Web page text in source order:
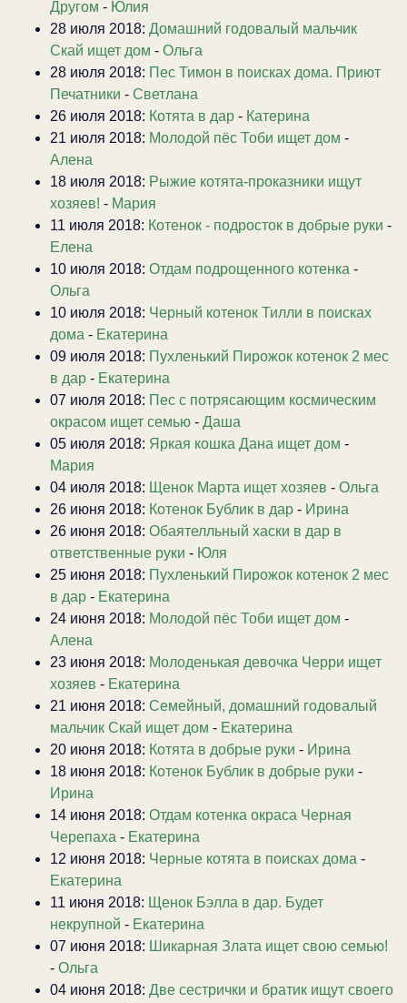
Другом - Юлия
28 июля 2018: Домашний годовалый мальчик
Скай ищет дом - Ольга
28 июля 2018: Пес Тимон в поисках дома. Приют
Печатники - Светлана
26 июля 2018: Котята в дар - Катерина
21 июля 2018: Молодой пёс Тоби ищет дом -
Алена
18 июля 2018: Рыжие котята-проказники ищут
хозяев! - Мария
11 июля 2018: Котенок - подросток в добрые руки -
Елена
10 июля 2018: Отдам подрощенного котенка -
Ольга
10 июля 2018: Черный котенок Тилли в поисках
дома - Екатерина
09 июля 2018: Пухленький Пирожок котенок 2 мес
в дар - Екатерина
07 июля 2018: Пес с потрясающим космическим
окрасом ищет семью - Даша
05 июля 2018: Яркая кошка Дана ищет дом -
Мария
04 июля 2018: Щенок Марта ищет хозяев - Ольга
26 июня 2018: Котенок Бублик в дар - Ирина
26 июня 2018: Обаятелльный хаски в дар в
ответственные руки - Юля
25 июня 2018: Пухленький Пирожок котенок 2 мес
в дар - Екатерина
24 июня 2018: Молодой пёс Тоби ищет дом -
Алена
23 июня 2018: Молоденькая девочка Черри ищет
хозяев - Екатерина
21 июня 2018: Семейный, домашний годовалый
мальчик Скай ищет дом - Екатерина
20 июня 2018: Котята в добрые руки - Ирина
18 июня 2018: Котенок Бублик в добрые руки -
Ирина
14 июня 2018: Отдам котенка окраса Черная
Черепаха - Екатерина
12 июня 2018: Черные котята в поисках дома -
Екатерина
11 июня 2018: Щенок Бэлла в дар. Будет
некрупной - Екатерина
07 июня 2018: Шикарная Злата ищет свою семью!
- Ольга
04 июня 2018: Две сестрички и братик ищут своего